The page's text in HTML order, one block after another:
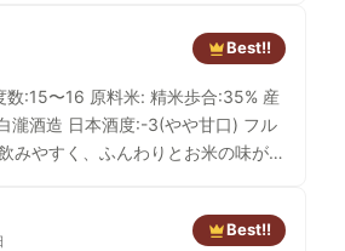
Best!!
数:15〜16 原料米: 精米歩合:35% 産
酒造 日本酒度:-3(やや甘口) フル
みやすく、ふんわりとお米の味が香
飲もうと思い切って購入。お酒好き
らしい。けれど甘口派の私からする
Best!!